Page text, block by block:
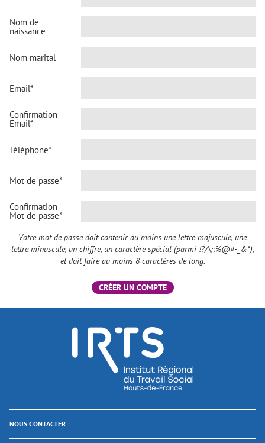
Nom de
naissance
Nom marital
Email*
Confirmation
Email*
Téléphone*
Mot de passe*
Confirmation
Mot de passe*
Votre mot de passe doit contenir au moins une lettre majuscule, une
lettre minuscule, un chiffre, un caractère spécial (parmi !?/\;:%@#-_&*),
et doit faire au moins 8 caractères de long.
CRÉER UN COMPTE
NOUS CONTACTER